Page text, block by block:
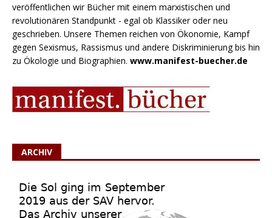
veröffentlichen wir Bücher mit einem marxistischen und
revolutionären Standpunkt - egal ob Klassiker oder neu
geschrieben. Unsere Themen reichen von Ökonomie, Kampf
gegen Sexismus, Rassismus und andere Diskriminierung bis hin
zu Ökologie und Biographien. www.manifest-buecher.de
ARCHIV